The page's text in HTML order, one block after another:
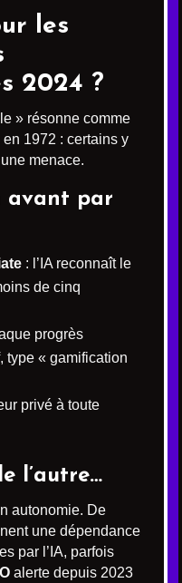
les
2024 ?
» résonne comme
en 1972 : certains y
menace.
avant par
: l’IA reconnaît le
de cinq
progrès
type « gamification
privé à toute
l’autre…
autonomie. De
une dépendance
par l’IA, parfois
alerte depuis 2023